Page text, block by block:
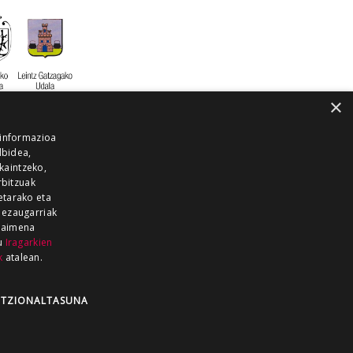
GUKA
GUKA ZUMAIA GUKA
×
eta
Iragarkien
atalean.